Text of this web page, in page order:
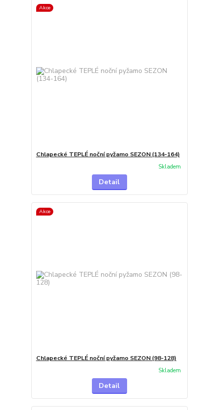
Akce
Chlapecké TEPLÉ noční pyžamo SEZON (134-164)
Skladem
Detail
Akce
Chlapecké TEPLÉ noční pyžamo SEZON (98-128)
Skladem
Detail